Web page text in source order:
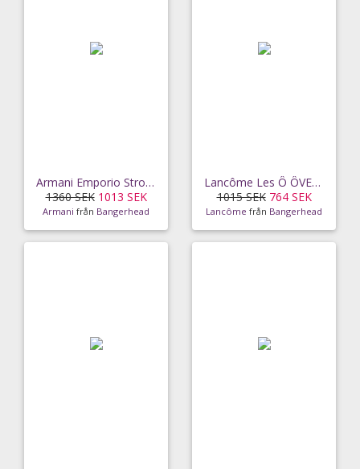
Armani Emporio Stronger With You EdT (100 ml)
1360 SEK 1013 SEK
Armani från Bangerhead
Lancôme Les Ô ÔVER THE TOP EdT (100 ml)
1015 SEK 764 SEK
Lancôme från Bangerhead